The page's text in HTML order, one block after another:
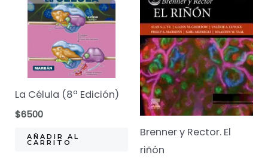
La Célula (8ª Edición)
$6500
AÑADIR AL
CARRITO
Brenner y Rector. El
riñón